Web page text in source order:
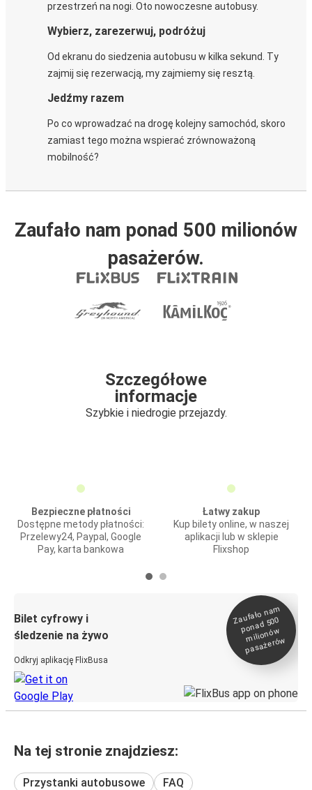
przestrzeń na nogi. Oto nowoczesne autobusy.
Wybierz, zarezerwuj, podróżuj
Od ekranu do siedzenia autobusu w kilka sekund. Ty
zajmij się rezerwacją, my zajmiemy się resztą.
Jedźmy razem
Po co wprowadzać na drogę kolejny samochód, skoro
zamiast tego można wspierać zrównoważoną
mobilność?
Zaufało nam ponad 500 milionów
pasażerów.
Szczegółowe
informacje
Szybkie i niedrogie przejazdy.
Bezpieczne płatności
Dostępne metody płatności:
Przelewy24, Paypal, Google
Pay, karta bankowa
Łatwy zakup
Kup bilety online, w naszej
aplikacji lub w sklepie
Flixshop
Bilet cyfrowy i
śledzenie na żywo
Odkryj aplikację FlixBusa
Zaufało na
m
ponad 500
milionó
w
pasażeró
w
Na tej stronie znajdziesz:
Przystanki autobusowe
FAQ